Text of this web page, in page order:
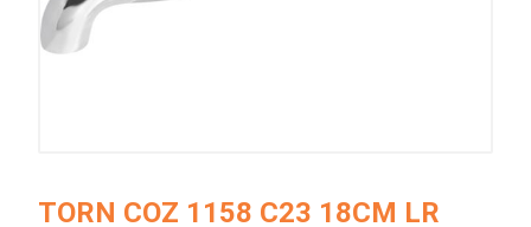
TORN COZ 1158 C23 18CM LR